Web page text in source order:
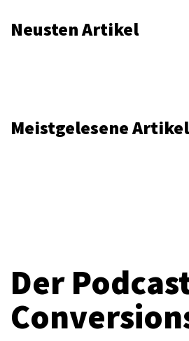
Neusten Artikel
Meistgelesene Artikel
Der